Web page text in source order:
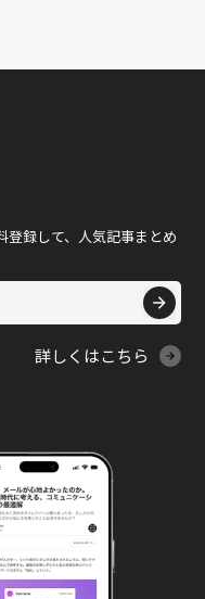
登録して、人気記事まとめ
詳しくはこちら